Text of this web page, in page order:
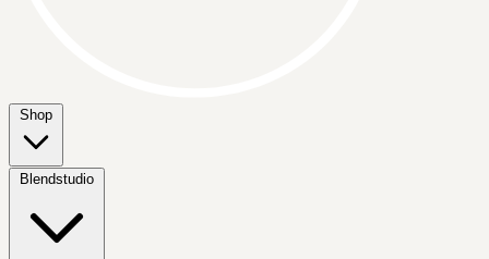
Shop
Blendstudio